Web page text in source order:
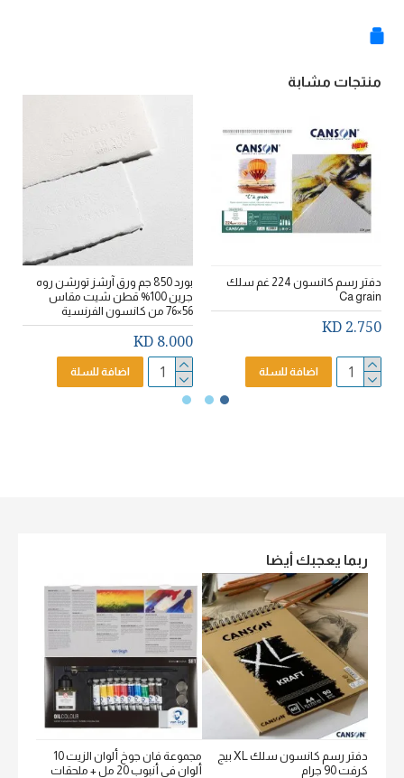
منتجات مشابة
دفتر رسم كانسون 224 غم سلك
Ca grain
2.750 KD
اضافة للسلة
بورد 850 جم ورق آرشز تورشن روه
جرين 100% قطن شيت مقاس
56×76 من كانسون الفرنسية
8.000 KD
اضافة للسلة
ربما يعجبك أيضا
دفتر رسم كانسون سلك XL بيج
كرفت 90 جرام
مجموعة فان جوخ ألوان الزيت 10
ألوان في أنبوب 20 مل + ملحقات